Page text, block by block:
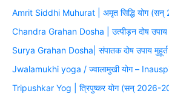
Amrit Siddhi Muhurat | अमृत सिद्धि योग
Chandra Grahan Dosha | उत्पीड़न दोष
Surya Grahan Dosha| संपातक दोष उपाय
Jwalamukhi yoga / ज्वालामुखी योग –
Tripushkar Yog | त्रिपुष्कर योग (सन् 2026-